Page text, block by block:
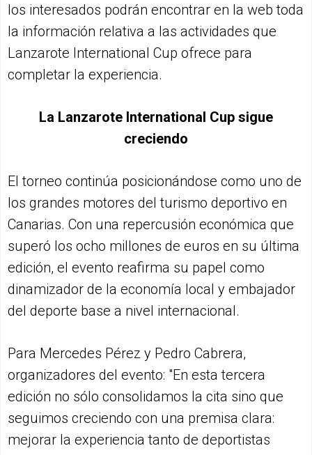
los interesados podrán encontrar en la web toda
la información relativa a las actividades que
Lanzarote International Cup ofrece para
completar la experiencia.
La Lanzarote International Cup sigue
creciendo
El torneo continúa posicionándose como uno de
los grandes motores del turismo deportivo en
Canarias. Con una repercusión económica que
superó los ocho millones de euros en su última
edición, el evento reafirma su papel como
dinamizador de la economía local y embajador
del deporte base a nivel internacional.
Para Mercedes Pérez y Pedro Cabrera,
organizadores del evento: "En esta tercera
edición no sólo consolidamos la cita sino que
seguimos creciendo con una premisa clara:
mejorar la experiencia tanto de deportistas